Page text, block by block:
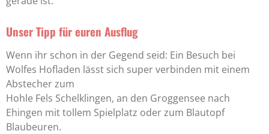
Unser Tipp für euren Ausflug
Wenn ihr schon in der Gegend seid: Ein Besuch bei
Wolfes Hofladen lässt sich super verbinden mit einem
Abstecher zum
Hohle Fels Schelklingen, an den Groggensee nach
Ehingen mit tollem Spielplatz oder zum Blautopf
Blaubeuren.